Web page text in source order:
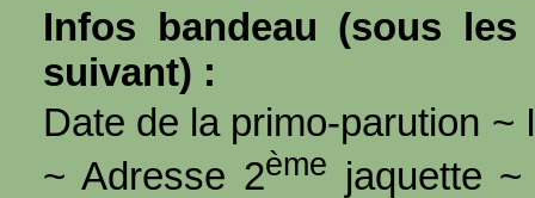
Infos bandeau (sous
suivant) :
Date de la primo-parution ~
~ Adresse 2ème jaquette